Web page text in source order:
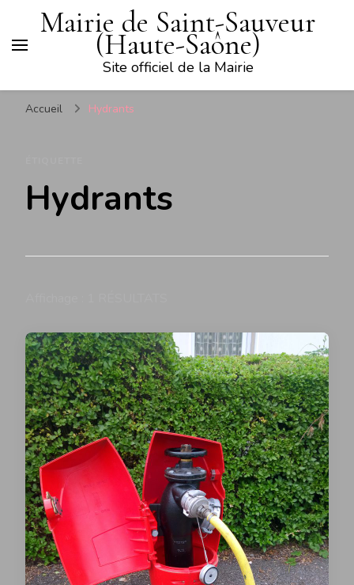
Mairie de Saint-Sauveur
(Haute-Saône)
Site officiel de la Mairie
Accueil Hydrants
Hydrants